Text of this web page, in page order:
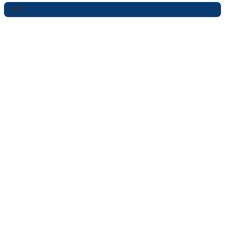
-50%